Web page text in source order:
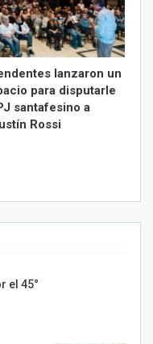
lanzaron un
para disputarle
santafesino a
Rossi
el 45°